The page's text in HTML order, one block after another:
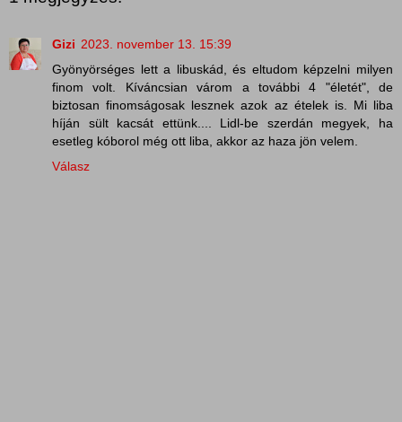
Gizi 2023. november 13. 15:39
Gyönyörséges lett a libuskád, és eltudom képzelni milyen
finom volt. Kíváncsian várom a további 4 "életét", de
biztosan finomságosak lesznek azok az ételek is. Mi liba
híján sült kacsát ettünk.... Lidl-be szerdán megyek, ha
esetleg kóborol még ott liba, akkor az haza jön velem.
Válasz